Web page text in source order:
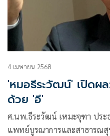
4 เมษายน 2568
'หมอธีระวัฒน์' เปิดผล
ด้วย 'อึ'
ศ.นพ.ธีระวัฒน์ เหมะจุฑา ประ
แพทย์บูรณาการและสาธารณ